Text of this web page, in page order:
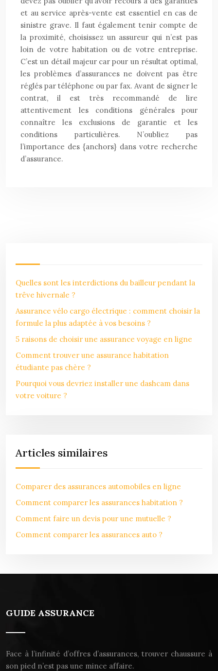
et au service après-vente est essentiel en cas de
sinistre grave. Il faut également tenir compte de
la proximité, choisissez un assureur qui n’est pas
loin de votre habitation ou de votre entreprise.
C’est un détail majeur car pour un résultat optimal,
les problèmes d’assurances ne doivent pas être
réglés par téléphone ou par fax. Avant de signer le
contrat, il est très recommandé de lire
attentivement les conditions générales pour
connaître les exclusions de garantie et les
conditions particulières. N’oubliez pas
l’importance des {anchors} dans votre recherche
d’assurance.
Quelles sont les interdictions du bailleur pendant la
trêve hivernale ?
Assurance vélo cargo électrique : comment choisir la
formule la plus adaptée à vos besoins ?
5 raisons de choisir une assurance voyage en ligne
Comment trouver une assurance habitation
étudiante pas chère ?
Pourquoi vous devriez installer une dashcam dans
votre voiture ?
Articles similaires
Comparer des assurances automobiles en ligne
Comment comparer les assurances habitation ?
Comment faire un devis pour une mutuelle ?
Comment comparer les assurances auto ?
GUIDE ASSURANCE
Face à l’infinité d’offres d’assurances, trouver chaussure à
son pied n’est pas une mince affaire.